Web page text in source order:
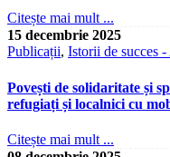
Citește mai mult ...
15 decembrie 2025
Publicații, Istorii de succes
Povești de solidaritate și
refugiați și localnici cu
Citește mai mult ...